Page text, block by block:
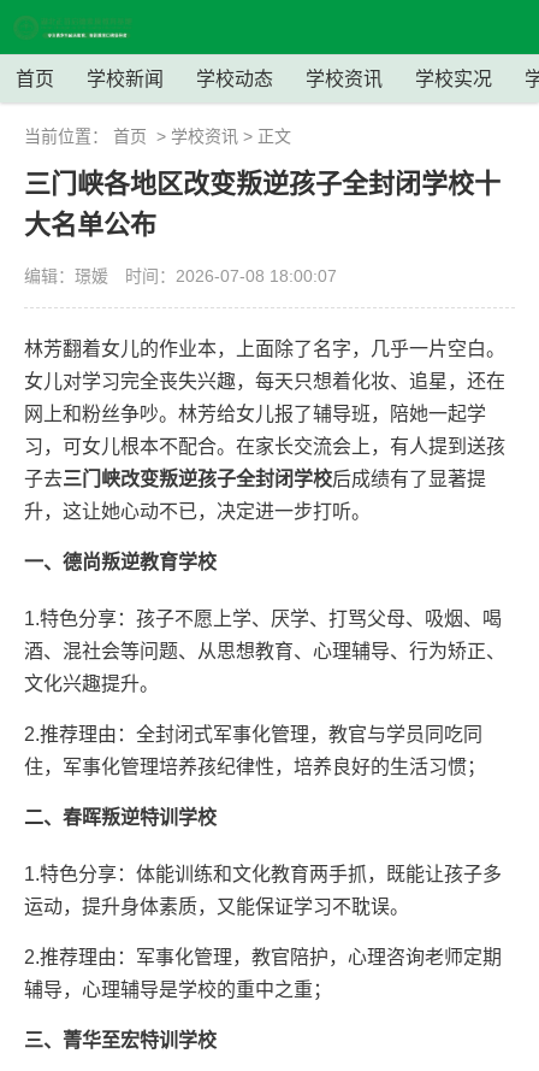
首页 学校新闻 学校动态 学校资讯 学校实况
当前位置： 首页 > 学校资讯 > 正文
三门峡各地区改变叛逆孩子全封闭学校十
大名单公布
编辑：璟媛 时间：2026-07-08 18:00:07
林芳翻着女儿的作业本，上面除了名字，几乎一片空白。
女儿对学习完全丧失兴趣，每天只想着化妆、追星，还在
网上和粉丝争吵。林芳给女儿报了辅导班，陪她一起学
习，可女儿根本不配合。在家长交流会上，有人提到送孩
子去三门峡改变叛逆孩子全封闭学校后成绩有了显著提
升，这让她心动不已，决定进一步打听。
一、德尚叛逆教育学校
1.特色分享：孩子不愿上学、厌学、打骂父母、吸烟、喝
酒、混社会等问题、从思想教育、心理辅导、行为矫正、
文化兴趣提升。
2.推荐理由：全封闭式军事化管理，教官与学员同吃同
住，军事化管理培养孩纪律性，培养良好的生活习惯；
二、春晖叛逆特训学校
1.特色分享：体能训练和文化教育两手抓，既能让孩子多
运动，提升身体素质，又能保证学习不耽误。
2.推荐理由：军事化管理，教官陪护，心理咨询老师定期
辅导，心理辅导是学校的重中之重；
三、菁华至宏特训学校